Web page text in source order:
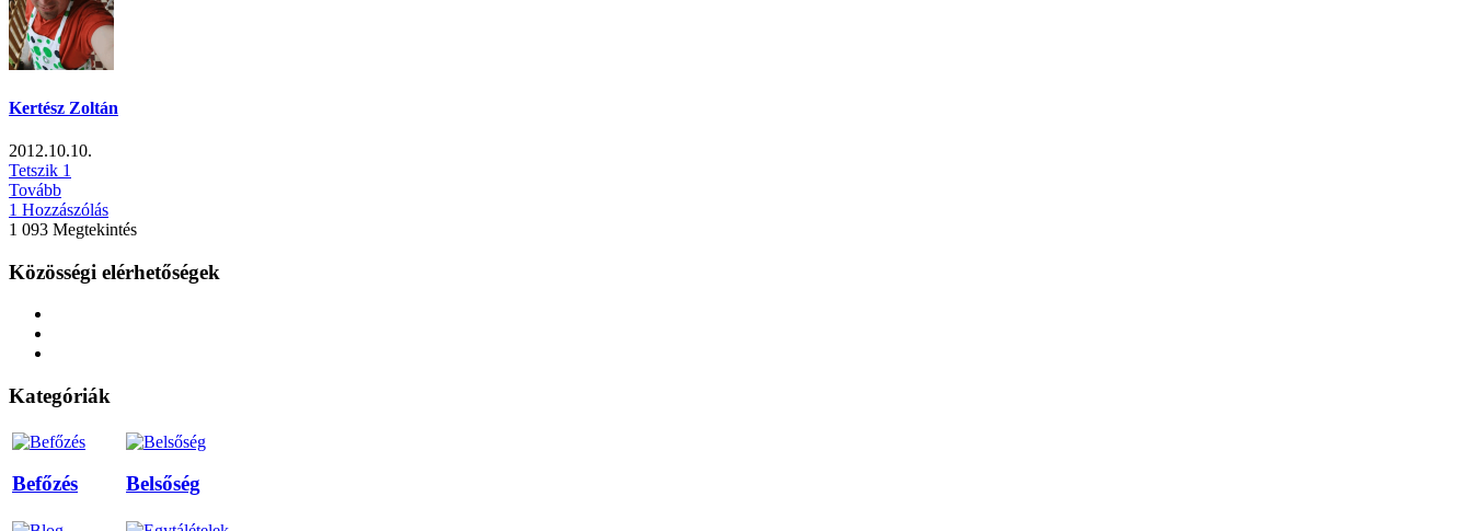
Kertész Zoltán
2012.10.10.
Tetszik 1
Tovább
1 Hozzászólás
1 093 Megtekintés
Közösségi elérhetőségek
Kategóriák
Befőzés Belsőség